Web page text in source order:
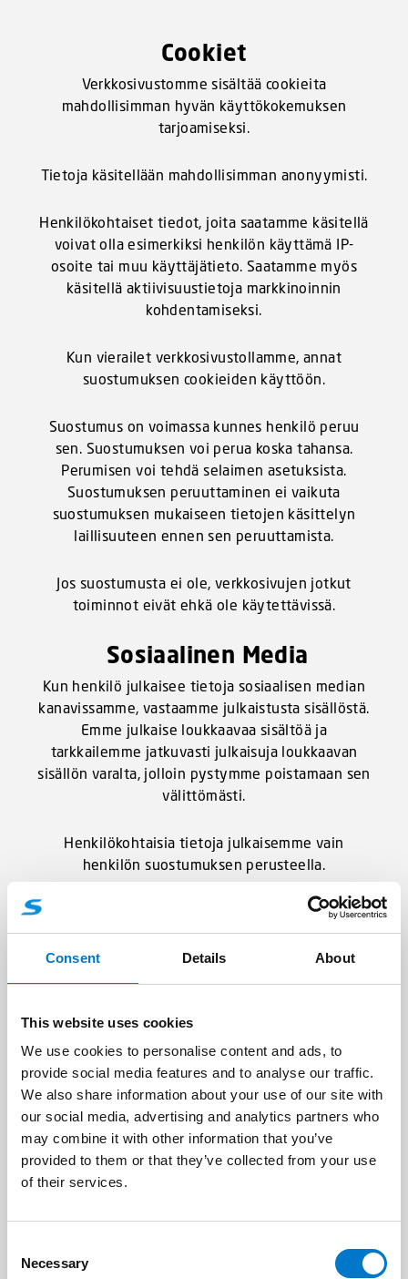
Consent Details About
This website uses cookies
We use cookies to personalise content and ads, to
provide social media features and to analyse our traffic.
We also share information about your use of our site with
our social media, advertising and analytics partners who
may combine it with other information that you’ve
provided to them or that they’ve collected from your use
of their services.
Necessary
Cookiet
Verkkosivustomme sisältää cookieita
mahdollisimman hyvän käyttökokemuksen
tarjoamiseksi.
Tietoja käsitellään mahdollisimman anonyymisti.
Henkilökohtaiset tiedot, joita saatamme käsitellä
voivat olla esimerkiksi henkilön käyttämä IP-
osoite tai muu käyttäjätieto. Saatamme myös
käsitellä aktiivisuustietoja markkinoinnin
kohdentamiseksi.
Kun vierailet verkkosivustollamme, annat
suostumuksen cookieiden käyttöön.
Suostumus on voimassa kunnes henkilö peruu
sen. Suostumuksen voi perua koska tahansa.
Perumisen voi tehdä selaimen asetuksista.
Suostumuksen peruuttaminen ei vaikuta
suostumuksen mukaiseen tietojen käsittelyn
laillisuuteen ennen sen peruuttamista.
Jos suostumusta ei ole, verkkosivujen jotkut
toiminnot eivät ehkä ole käytettävissä.
Sosiaalinen Media
Kun henkilö julkaisee tietoja sosiaalisen median
kanavissamme, vastaamme julkaistusta sisällöstä.
Emme julkaise loukkaavaa sisältöä ja
tarkkailemme jatkuvasti julkaisuja loukkaavan
sisällön varalta, jolloin pystymme poistamaan sen
välittömästi.
Henkilökohtaisia tietoja julkaisemme vain
henkilön suostumuksen perusteella.
Jos tietoon tulee loukkaavaa materiaalia,
pyydämmeottamaan yhteyttävälittömästi.
Turvallisuus
Pyrimme käyttämään parhaimpia teknisiä
vapauksien suojaamiseksi.
Ylläpidämme jatkuvasti IT-turvallisuutta, jotta
henkilön tiedot eivät katoa, tuhoudu ja jotta niitä
ei manipuloida eivätkä ne joudu luvattomien
osapuolten käsiin. Jos varotoimenpiteistä
huolimatta henkilökohtaisten tietojen